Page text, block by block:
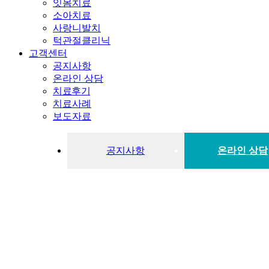
잇몸치료
소아치료
사랑니발치
턱관절클리닉
고객센터
공지사항
온라인 상담
치료후기
치료사례
보도자료
공지사항 온라인 상담